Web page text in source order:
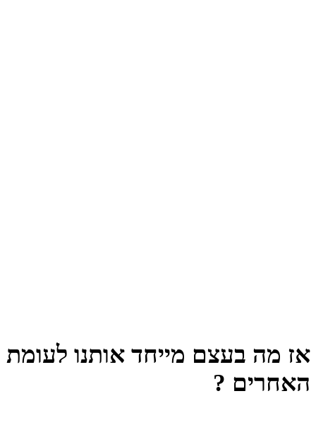
אז מה בעצם מייחד אותנו לעומת
האחרים ?